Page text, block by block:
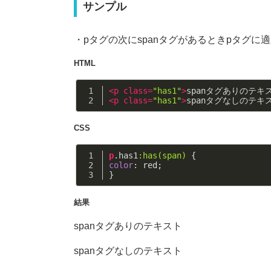
サンプル
・pタグの次にspanタグがあるときpタグに
HTML
<p class="has1">spanタグありのテキ
<p class="has1">spanタグなしのテキ
CSS
p.has1 :has(span)
{
color: red;
}
結果
spanタグありのテキスト
spanタグなしのテキスト